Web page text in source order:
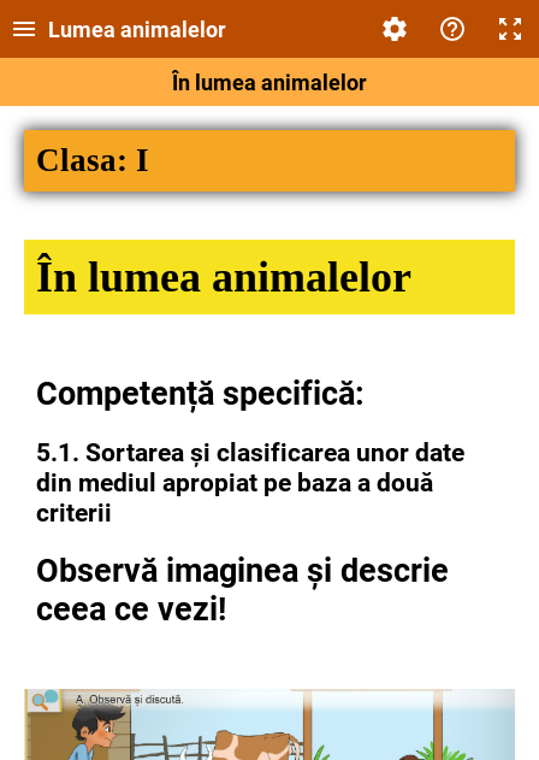
Lumea animalelor
În lumea animalelor
Clasa: I
În lumea animalelor
Competență specifică:
5.1. Sortarea şi clasificarea unor date
din mediul apropiat pe baza a două
criterii
Observă imaginea și descrie
ceea ce vezi!